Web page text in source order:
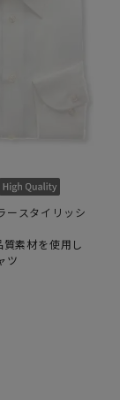
ースタイリッシ
素材を使用し
ツ